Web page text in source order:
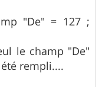
"De" = 127 ;
le champ "De"
rempli....